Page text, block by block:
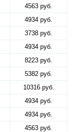
4563 руб.
4934 руб.
3738 руб.
4934 руб.
8223 руб.
5382 руб.
10316 руб.
4934 руб.
4934 руб.
4563 руб.